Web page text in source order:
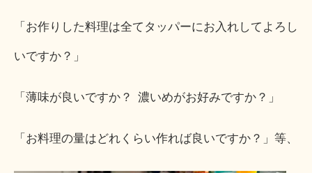
「お作りした料理は全てタッパーにお入れしてよろし
いですか？」
「薄味が良いですか？ 濃いめがお好みですか？」
「お料理の量はどれくらい作れば良いですか？」等、